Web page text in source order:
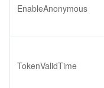
EnableAnonymous
TokenValidTime